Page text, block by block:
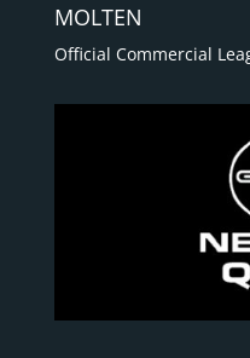
MOLTEN
Official Commercial